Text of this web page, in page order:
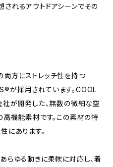
れるアウトドアシーンでその
両方にストレッチ性を持つ
が採用されています。COOL
が開発した、無数の微細な空
機能素材です。この素材の特
にあります。
らゆる動きに柔軟に対応し、着